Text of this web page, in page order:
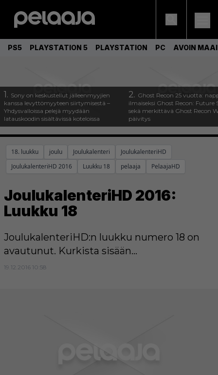
PS5 PLAYSTATION 5 PLAYSTATION PC AVOIN
1. Sony on keskustellut jälleenmyyjien
kanssa levyttömyyteen siirtymisestä –
Yhdysvalloissa pelejä myydään
latauskoodin sisältävissä koteloissa
2. Ghost Recon 25 vuotta:
ilmaiseksi Ghost Recon: Future
sekä merkittävä Ghost Recon
päivitys
18. luukku joulu Joulukalenteri
JoulukalenteriHD
JoulukalenteriHD 2016
Luukku 18 pelaaja PelaajaHD
JoulukalenteriHD 2016:
Luukku 18
JoulukalenteriHD:n luukku numero 18 on
avautunut. Kurkista sisään...
19.12.2016 10:58